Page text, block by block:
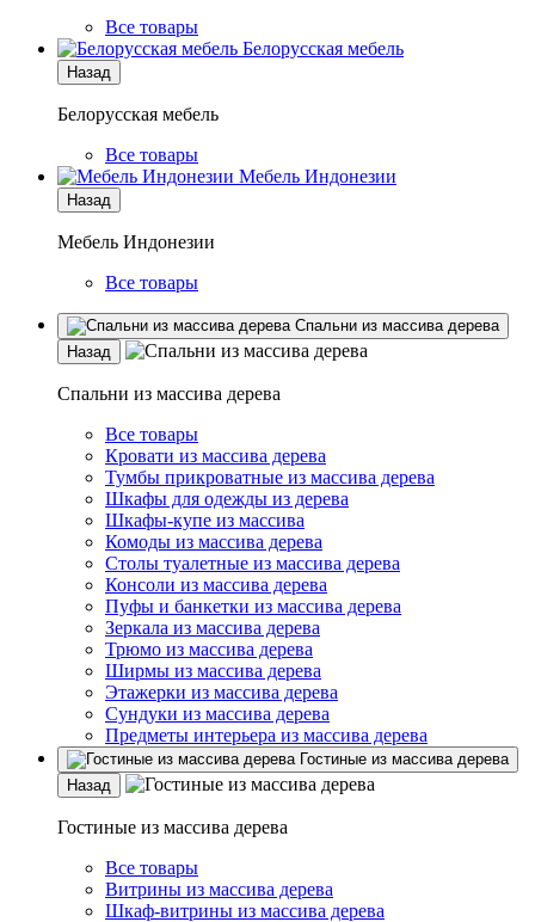
Все товары
Белорусская мебель
Назад
Белорусская мебель
Все товары
Мебель Индонезии
Назад
Мебель Индонезии
Все товары
Спальни из массива дерева
Назад
Спальни из массива дерева
Все товары
Кровати из массива дерева
Тумбы прикроватные из массива дерева
Шкафы для одежды из дерева
Шкафы-купе из массива
Комоды из массива дерева
Столы туалетные из массива дерева
Консоли из массива дерева
Пуфы и банкетки из массива дерева
Зеркала из массива дерева
Трюмо из массива дерева
Ширмы из массива дерева
Этажерки из массива дерева
Сундуки из массива дерева
Предметы интерьера из массива дерева
Гостиные из массива дерева
Назад
Гостиные из массива дерева
Все товары
Витрины из массива дерева
Шкаф-витрины из массива дерева